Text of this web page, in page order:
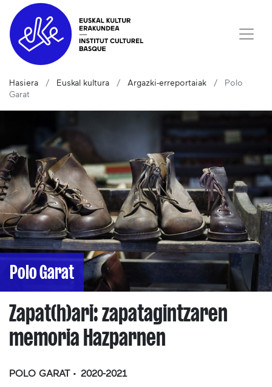
Hasiera Euskal kultura Argazki-erreportaiak
Polo
Garat
Polo Garat
Zapat(h)ari: zapatagintzaren
memoria Hazparnen
POLO GARAT 2020-2021